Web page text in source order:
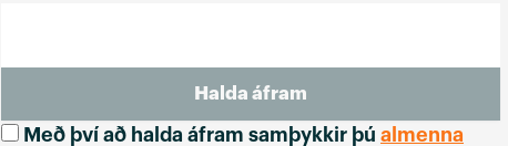
Halda áfram
Með því að halda áfram samþykkir þú almenna